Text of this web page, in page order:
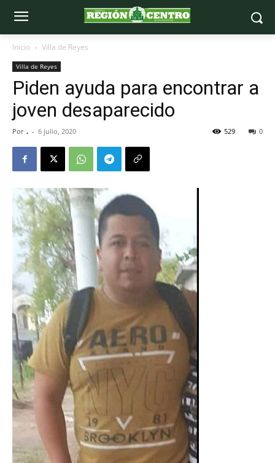
Inicio Villa de Reyes
Villa de Reyes
Piden ayuda para encontrar a
joven desaparecido
Por . - 6 julio, 2020 0
529